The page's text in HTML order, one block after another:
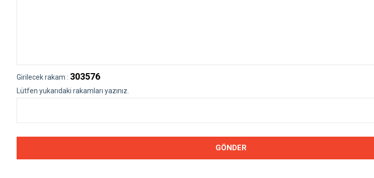
Girilecek rakam : 303576
Lütfen yukarıdaki rakamları yazınız.